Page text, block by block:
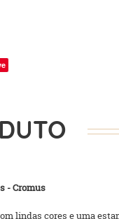
- Cromus
lindas cores e uma